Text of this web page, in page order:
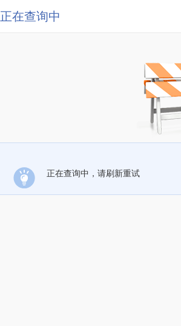
正在查询中
正在查询中，请刷新重试